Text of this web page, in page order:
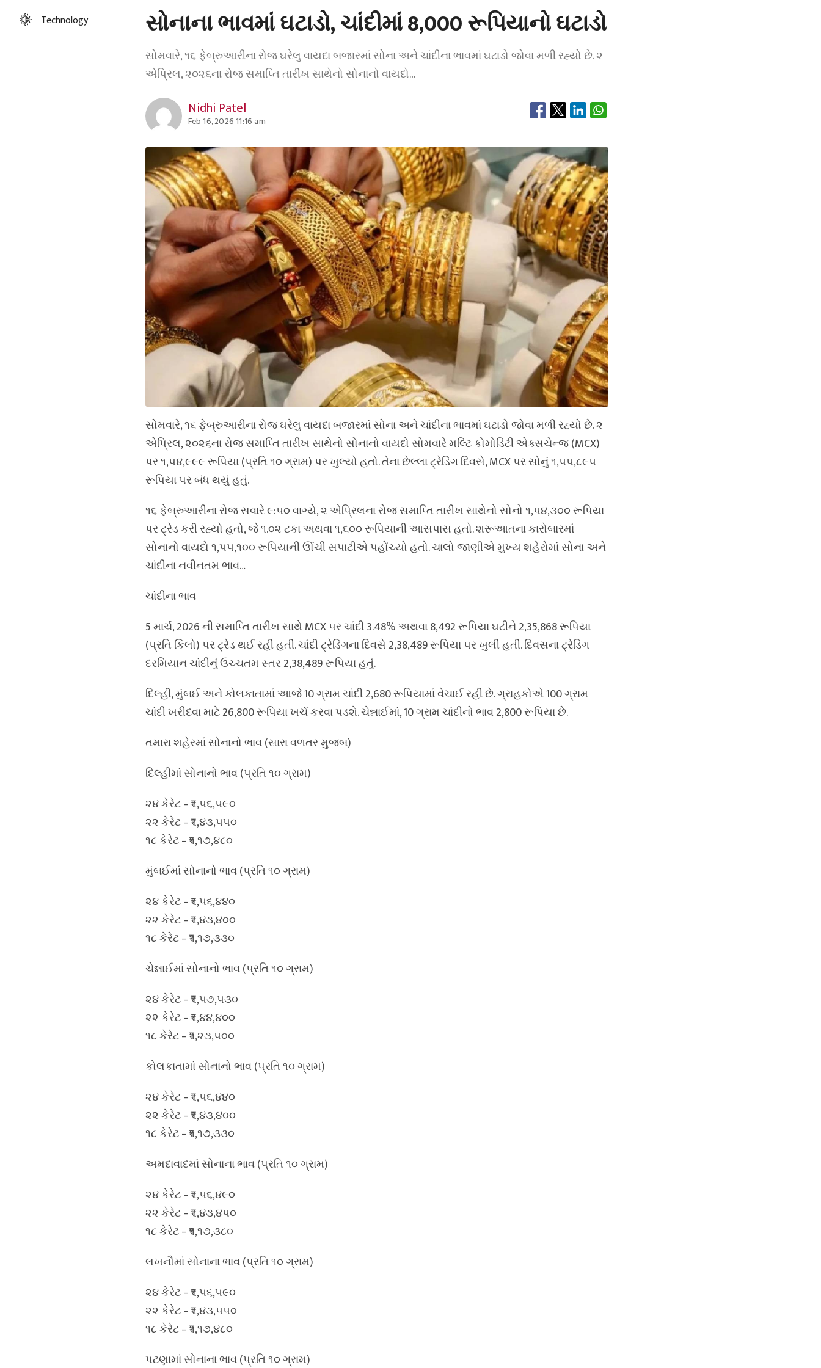
Technology
સોનાના ભાવમાં ઘટાડો, ચાંદીમાં 8,000 રૂપિયાનો ઘટાડો
સોમવારે, ૧૬ ફેબ્રુઆરીના રોજ ઘરેલુ વાયદા બજારમાં સોના અને ચાંદીના ભાવમાં ઘટાડો જોવા મળી રહ્યો છે. ૨
એપ્રિલ, ૨૦૨૬ના રોજ સમાપ્તિ તારીખ સાથેનો સોનાનો વાયદો…
Nidhi Patel
Feb 16, 2026 11:16 am
સોમવારે, ૧૬ ફેબ્રુઆરીના રોજ ઘરેલુ વાયદા બજારમાં સોના અને ચાંદીના ભાવમાં ઘટાડો જોવા મળી રહ્યો છે. ૨
એપ્રિલ, ૨૦૨૬ના રોજ સમાપ્તિ તારીખ સાથેનો સોનાનો વાયદો સોમવારે મલ્ટિ કોમોડિટી એક્સચેન્જ (MCX)
પર ૧,૫૪,૯૯૯ રૂપિયા (પ્રતિ ૧૦ ગ્રામ) પર ખુલ્યો હતો. તેના છેલ્લા ટ્રેડિંગ દિવસે, MCX પર સોનું ૧,૫૫,૮૯૫
રૂપિયા પર બંધ થયું હતું.
૧૬ ફેબ્રુઆરીના રોજ સવારે ૯:૫૦ વાગ્યે, ૨ એપ્રિલના રોજ સમાપ્તિ તારીખ સાથેનો સોનો ૧,૫૪,૩૦૦ રૂપિયા
પર ટ્રેડ કરી રહ્યો હતો, જે ૧.૦૨ ટકા અથવા ૧,૬૦૦ રૂપિયાની આસપાસ હતો. શરૂઆતના કારોબારમાં
સોનાનો વાયદો ૧,૫૫,૧૦૦ રૂપિયાની ઊંચી સપાટીએ પહોંચ્યો હતો. ચાલો જાણીએ મુખ્ય શહેરોમાં સોના અને
ચાંદીના નવીનતમ ભાવ…
ચાંદીના ભાવ
5 માર્ચ, 2026 ની સમાપ્તિ તારીખ સાથે MCX પર ચાંદી 3.48% અથવા 8,492 રૂપિયા ઘટીને 2,35,868 રૂપિયા
(પ્રતિ કિલો) પર ટ્રેડ થઈ રહી હતી. ચાંદી ટ્રેડિંગના દિવસે 2,38,489 રૂપિયા પર ખુલી હતી. દિવસના ટ્રેડિંગ
દરમિયાન ચાંદીનું ઉચ્ચતમ સ્તર 2,38,489 રૂપિયા હતું.
દિલ્હી, મુંબઈ અને કોલકાતામાં આજે 10 ગ્રામ ચાંદી 2,680 રૂપિયામાં વેચાઈ રહી છે. ગ્રાહકોએ 100 ગ્રામ
ચાંદી ખરીદવા માટે 26,800 રૂપિયા ખર્ચ કરવા પડશે. ચેન્નાઈમાં, 10 ગ્રામ ચાંદીનો ભાવ 2,800 રૂપિયા છે.
તમારા શહેરમાં સોનાનો ભાવ (સારા વળતર મુજબ)
દિલ્હીમાં સોનાનો ભાવ (પ્રતિ ૧૦ ગ્રામ)
૨૪ કેરેટ – ₹૧,૫૬,૫૯૦
૨૨ કેરેટ – ₹૧,૪૩,૫૫૦
૧૮ કેરેટ – ₹૧,૧૭,૪૮૦
મુંબઈમાં સોનાનો ભાવ (પ્રતિ ૧૦ ગ્રામ)
૨૪ કેરેટ – ₹૧,૫૬,૪૪૦
૨૨ કેરેટ – ₹૧,૪૩,૪૦૦
૧૮ કેરેટ – ₹૧,૧૭,૩૩૦
ચેન્નાઈમાં સોનાનો ભાવ (પ્રતિ ૧૦ ગ્રામ)
૨૪ કેરેટ – ₹૧,૫૭,૫૩૦
૨૨ કેરેટ – ₹૧,૪૪,૪૦૦
૧૮ કેરેટ – ₹૧,૨૩,૫૦૦
કોલકાતામાં સોનાનો ભાવ (પ્રતિ ૧૦ ગ્રામ)
૨૪ કેરેટ – ₹૧,૫૬,૪૪૦
૨૨ કેરેટ – ₹૧,૪૩,૪૦૦
૧૮ કેરેટ – ₹૧,૧૭,૩૩૦
અમદાવાદમાં સોનાના ભાવ (પ્રતિ ૧૦ ગ્રામ)
૨૪ કેરેટ – ₹૧,૫૬,૪૯૦
૨૨ કેરેટ – ₹૧,૪૩,૪૫૦
૧૮ કેરેટ – ₹૧,૧૭,૩૮૦
લખનૌમાં સોનાના ભાવ (પ્રતિ ૧૦ ગ્રામ)
૨૪ કેરેટ – ₹૧,૫૬,૫૯૦
૨૨ કેરેટ – ₹૧,૪૩,૫૫૦
૧૮ કેરેટ – ₹૧,૧૭,૪૮૦
પટણામાં સોનાના ભાવ (પ્રતિ ૧૦ ગ્રામ)